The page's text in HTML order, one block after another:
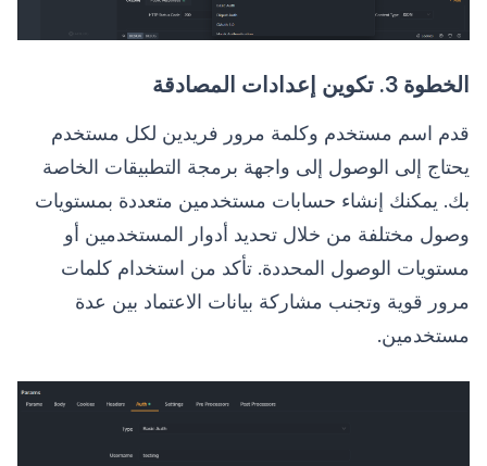
الخطوة 3. تكوين إعدادات المصادقة
قدم اسم مستخدم وكلمة مرور فريدين لكل مستخدم
يحتاج إلى الوصول إلى واجهة برمجة التطبيقات الخاصة
بك. يمكنك إنشاء حسابات مستخدمين متعددة بمستويات
وصول مختلفة من خلال تحديد أدوار المستخدمين أو
مستويات الوصول المحددة. تأكد من استخدام كلمات
مرور قوية وتجنب مشاركة بيانات الاعتماد بين عدة
مستخدمين.